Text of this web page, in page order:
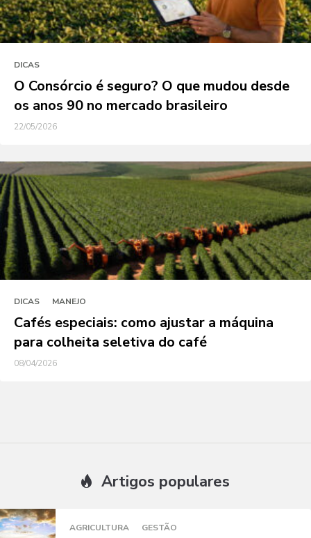
DICAS
O Consórcio é seguro? O que mudou desde
os anos 90 no mercado brasileiro
22/05/2026
DICAS MANEJO
Cafés especiais: como ajustar a máquina
para colheita seletiva do café
08/04/2026
Artigos populares
AGRICULTURA GESTÃO